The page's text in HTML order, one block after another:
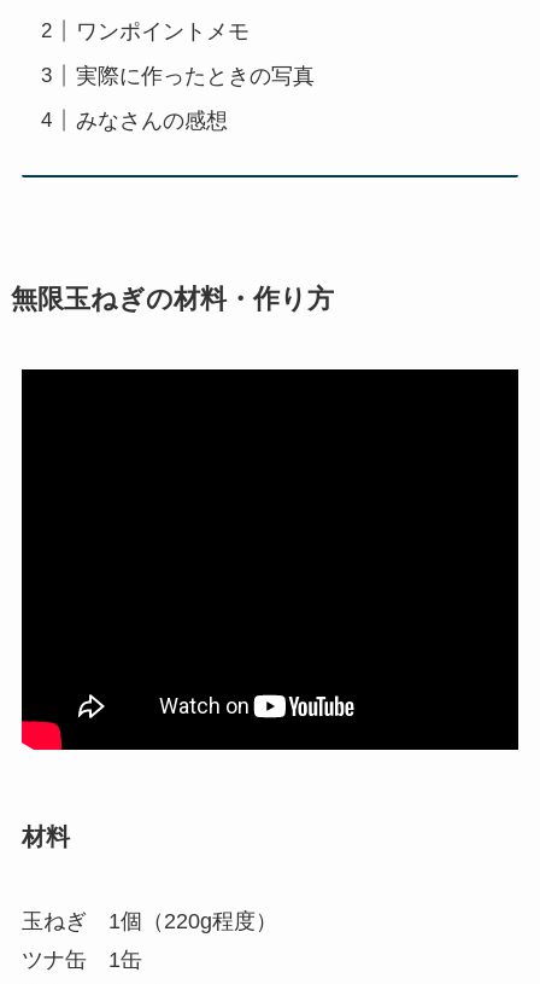
ワンポイントメモ
実際に作ったときの写真
みなさんの感想
無限玉ねぎの材料・作り方
材料
玉ねぎ 1個（220g程度）
ツナ缶 1缶